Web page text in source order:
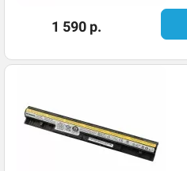
1 590 р.